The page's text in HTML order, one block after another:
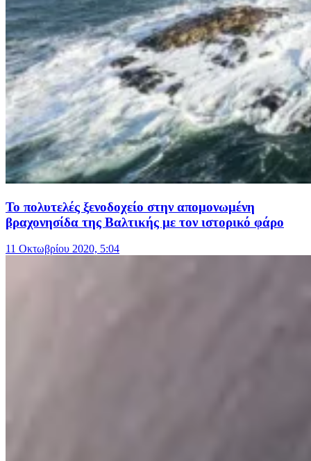
Το πολυτελές ξενοδοχείο στην απομονωμένη
βραχονησίδα της Βαλτικής με τον ιστορικό φάρο
11 Οκτωβρίου 2020, 5:04